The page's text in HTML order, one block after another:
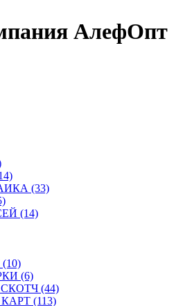
АлефОпт
(33)
(14)
(6)
(44)
(113)